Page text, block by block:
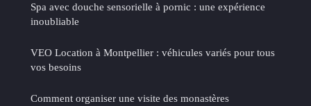
Spa avec douche sensorielle à pornic : une expérience
inoubliable
VEO Location à Montpellier : véhicules variés pour tous
vos besoins
Comment organiser une visite des monastères